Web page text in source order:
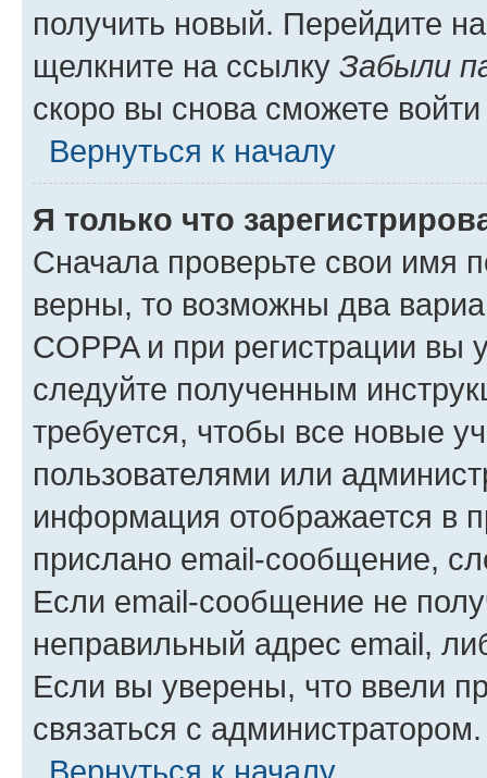
получить новый. Перейдите
щелкните на ссылку Забыли
скоро вы снова сможете
Вернуться к началу
Я только что
Сначала проверьте свои имя
верны, то возможны два
COPPA и при регистрации вы
следуйте полученным
требуется, чтобы все новые
пользователями или
информация отображается в
прислано email-сообщение,
Если email-сообщение не
неправильный адрес email,
Если вы уверены, что ввели
связаться с администратором.
Вернуться к началу